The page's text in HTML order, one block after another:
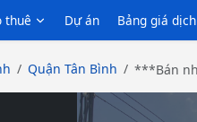
thuê Dự án Bảng giá
Quận Tân Bình ***Bán